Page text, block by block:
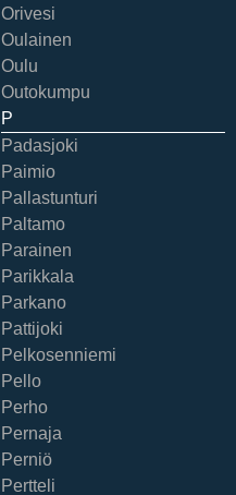
Orivesi
Oulainen
Oulu
Outokumpu
P
Padasjoki
Paimio
Pallastunturi
Paltamo
Parainen
Parikkala
Parkano
Pattijoki
Pelkosenniemi
Pello
Perho
Pernaja
Perniö
Pertteli